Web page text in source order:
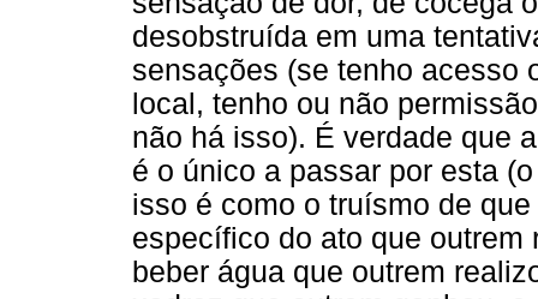
desobstruída em uma
sensações (se tenho acesso
local, tenho ou não
não há isso). É verdade que
é o único a passar por esta
isso é como o truísmo de
específico do ato que
beber água que outrem